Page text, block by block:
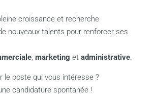
croissance et recherche
nouveaux talents pour renforcer ses
, marketing et administrative.
le poste qui vous intéresse ?
candidature spontanée !